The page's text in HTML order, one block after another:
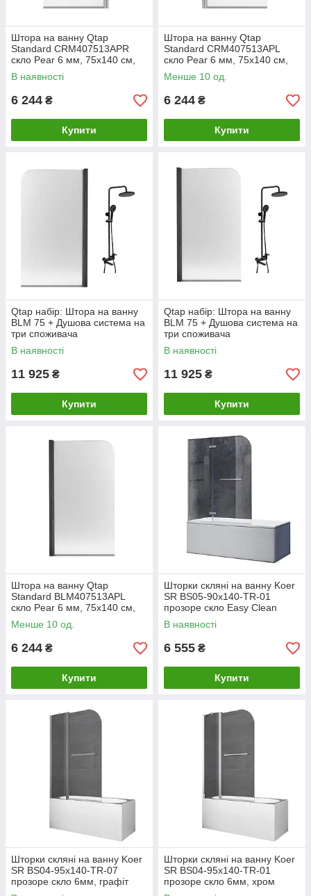
Штора на ванну Qtap
Standard CRM407513APR
скло Pear 6 мм, 75х140 см,
права
В наявності
6 244 ₴
Купити
Штора на ванну Qtap
Standard CRM407513APL
скло Pear 6 мм, 75х140 см,
ліва
Менше 10 од.
6 244 ₴
Купити
Qtap набір: Штора на ванну
BLM 75 + Душова система на
три споживача
(STDBLM407513APR +
QTJAY111BLM45549)
В наявності
11 925 ₴
Купити
Qtap набір: Штора на ванну
BLM 75 + Душова система на
три споживача
(STDBLM407513APL +
QTJAY111BLM45549)
В наявності
11 925 ₴
Купити
Штора на ванну Qtap
Standard BLM407513APL
скло Pear 6 мм, 75х140 см,
ліва
Менше 10 од.
6 244 ₴
Купити
Шторки скляні на ванну Koer
SR BS05-90x140-TR-01
прозоре скло Easy Clean
6мм, хром (KR5372)
В наявності
6 555 ₴
Купити
Шторки скляні на ванну Koer
SR BS04-95x140-TR-07
прозоре скло 6мм, графіт
(KR5404)
Шторки скляні на ванну Koer
SR BS04-95x140-TR-01
прозоре скло 6мм, хром
(KR5403)